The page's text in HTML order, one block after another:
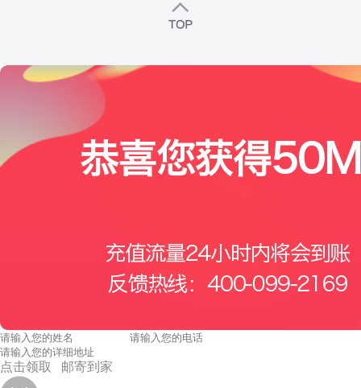
点击领取 邮寄到家